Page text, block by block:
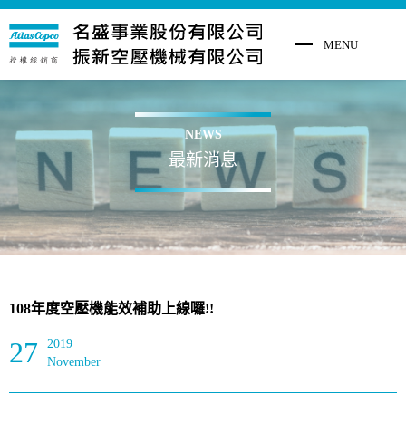
NEWS
最新消息
108年度空壓機能效補助上線囉!!
27
2019
November